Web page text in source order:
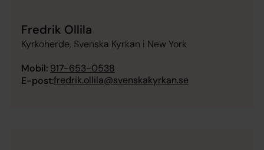
Fredrik Ollila
Kyrkoherde, Svenska Kyrkan i New York
Mobil: 917-653-0538
E-post:fredrik.ollila@svenskakyrkan.se